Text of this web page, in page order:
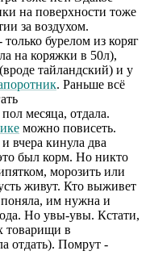
на поверхности тоже
за воздухом.
бурелом из коряг
на коряжки в 50л),
(вроде тайландский) и у
. Раньше всё
месяца, отдала.
можно повисеть.
и вчера кинула два
был корм. Но никто
морозить или
живут. Кто выживет
поняла, им нужна и
Но увы-увы. Кстати,
товарищи в
отдать). Помрут -